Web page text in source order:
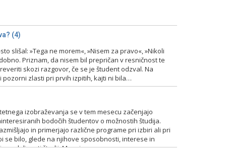
(4)
slišal: »Tega ne morem«, »Nisem za pravo«, »Nikoli
Priznam, da nisem bil prepričan v resničnost te
skozi razgovor, če se je študent odzval. Na
zlasti pri prvih izpitih, kajti ni bila…
izobraževanja se v tem mesecu začenjajo
bodočih študentov o možnostih študija.
in primerjajo različne programe pri izbiri ali pri
se bilo, glede na njihove sposobnosti, interese in
nadaljevati študij. Mnogim…